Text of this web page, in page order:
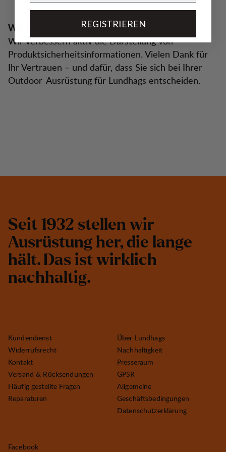
Wir sind bereit
Wir verbessern aktiv die Darstellung von
Produktsicherheitsinformationen. Vielen Dank für
Ihr Vertrauen – und dafür, dass Sie sich bei Ihrer
Outdoor-Ausrüstung für Lundhags entscheiden.
Seit 1932 stellen wir
Ausrüstung her, die lange
hält. Das ist wirklich
nachhaltig.
Kundendienst
Widerrufsrecht
Kontakt
Versand & Rücksendungen
Häufig gestellte Fragen
Reparaturen
Über Lundhags
Nachhaltigkeit
Presseraum
GPSR
Allgemeine
Geschäftsbedingungen
Datenschutzerklärung
Facebook
REGISTRIEREN